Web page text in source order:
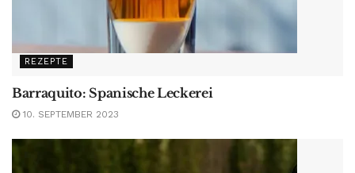
REZEPTE
Barraquito: Spanische Leckerei
10. SEPTEMBER 2023